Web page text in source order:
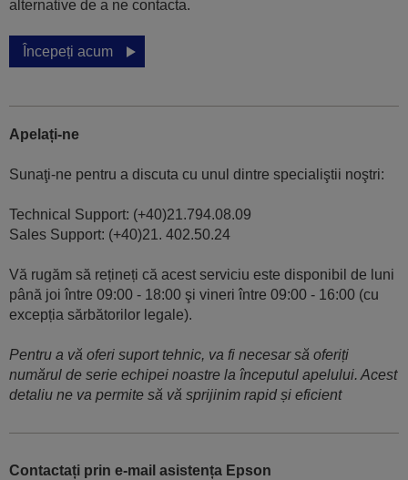
alternative de a ne contacta.
Începeți acum
Apelați-ne
Sunaţi-ne pentru a discuta cu unul dintre specialiştii noştri:
Technical Support: (+40)21.794.08.09
Sales Support: (+40)21. 402.50.24
Vă rugăm să rețineți că acest serviciu este disponibil de luni
până joi între 09:00 - 18:00 şi vineri între 09:00 - 16:00 (cu
excepția sărbătorilor legale).
Pentru a vă oferi suport tehnic, va fi necesar să oferiți
numărul de serie echipei noastre la începutul apelului. Acest
detaliu ne va permite să vă sprijinim rapid și eficient
Contactați prin e-mail asistența Epson